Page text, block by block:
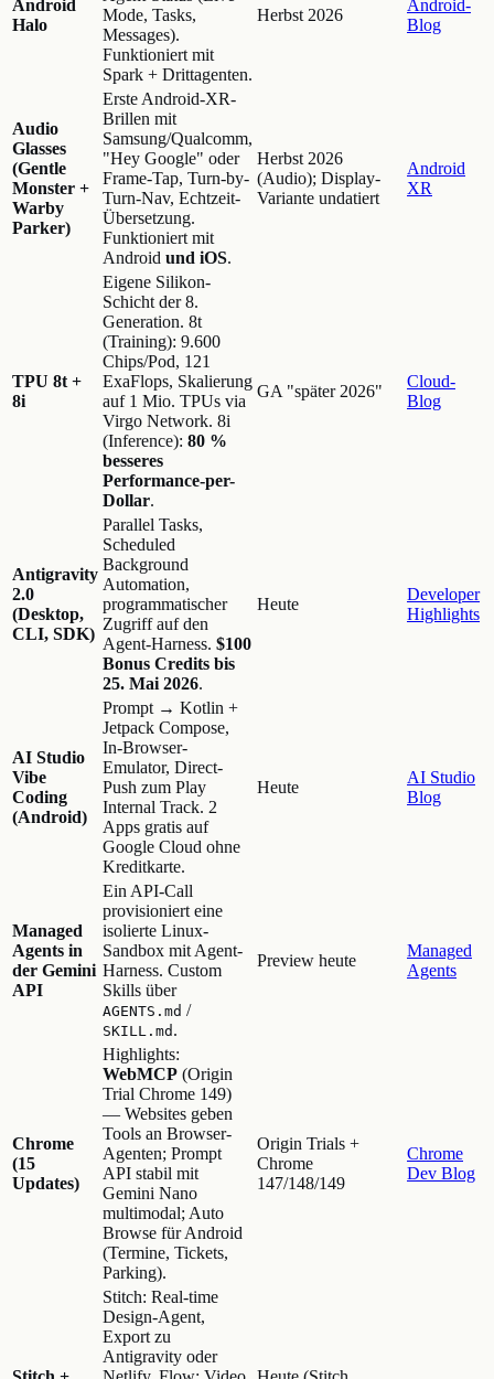
Android
Halo
Mode, Tasks,
Messages).
Funktioniert mit
Spark + Drittagenten.
Herbst 2026
Android-
Blog
Audio
Glasses
(Gentle
Monster +
Warby
Parker)
Erste Android-XR-
Brillen mit
Samsung/Qualcomm,
"Hey Google" oder
Frame-Tap, Turn-by-
Turn-Nav, Echtzeit-
Übersetzung.
Funktioniert mit
Android und iOS.
Herbst 2026
(Audio); Display-
Variante undatiert
Android
XR
TPU 8t +
8i
Eigene Silikon-
Schicht der 8.
Generation. 8t
(Training): 9.600
Chips/Pod, 121
ExaFlops, Skalierung
auf 1 Mio. TPUs via
Virgo Network. 8i
(Inference): 80 %
besseres
Performance-per-
Dollar.
GA "später 2026"
Cloud-
Blog
Antigravity
2.0
(Desktop,
CLI, SDK)
Parallel Tasks,
Scheduled
Background
Automation,
programmatischer
Zugriff auf den
Agent-Harness. $100
Bonus Credits bis
25. Mai 2026.
Heute
Developer
Highlights
AI Studio
Vibe
Coding
(Android)
Prompt → Kotlin +
Jetpack Compose,
In-Browser-
Emulator, Direct-
Push zum Play
Internal Track. 2
Apps gratis auf
Google Cloud ohne
Kreditkarte.
Heute
AI Studio
Blog
Managed
Agents in
der Gemini
API
Ein API-Call
provisioniert eine
isolierte Linux-
Sandbox mit Agent-
Harness. Custom
Skills über
AGENTS.md /
SKILL.md .
Preview heute
Managed
Agents
Chrome
(15
Updates)
Highlights:
WebMCP (Origin
Trial Chrome 149)
— Websites geben
Tools an Browser-
Agenten; Prompt
API stabil mit
Gemini Nano
multimodal; Auto
Browse für Android
(Termine, Tickets,
Parking).
Origin Trials +
Chrome
147/148/149
Chrome
Dev Blog
Stitch: Real-time
Design-Agent,
Export zu
Antigravity oder